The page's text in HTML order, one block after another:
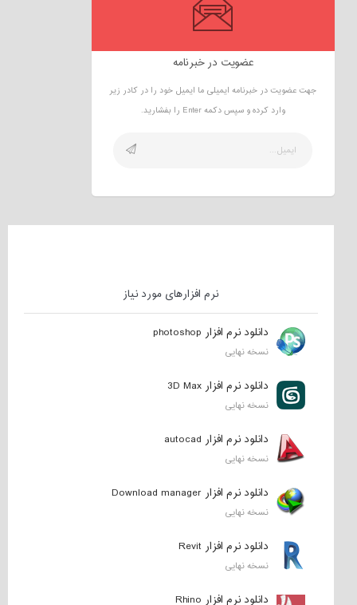
عضویت در خبرنامه
جهت عضویت در خبرنامه ایمیلی ما ایمیل خود را در کادر زیر
وارد کرده و سپس دکمه Enter را بفشارید.
نرم افزارهای مورد نیاز
دانلود نرم افزار photoshop
نسخه نهایی
دانلود نرم افزار 3D Max
نسخه نهایی
دانلود نرم افزار autocad
نسخه نهایی
دانلود نرم افزار Download manager
نسخه نهایی
دانلود نرم افزار Revit
نسخه نهایی
دانلود نرم افزار Rhino